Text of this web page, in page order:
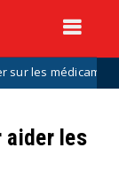
aider les